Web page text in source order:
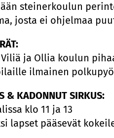
steinerkoulun
josta ei ohjelmaa
ja Ollia koulun
ilmainen
& KADONNUT SIRKUS:
klo 11 ja 13
lapset pääsevät